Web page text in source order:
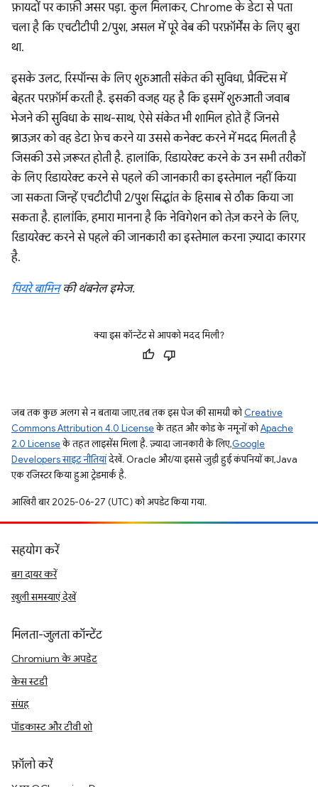
फ़ायदों पर काफ़ी असर पड़ा. कुल मिलाकर, Chrome के डेटा से पता
चला है कि एचटीटीपी 2/पुश, असल में पूरे वेब की परफ़ॉर्मेंस के लिए बुरा
था.
इसके उलट, रिस्पॉन्स के लिए शुरुआती संकेत की सुविधा, प्रैक्टिस में
बेहतर परफ़ॉर्म करती है. इसकी वजह यह है कि इसमें शुरुआती जवाब
भेजने की सुविधा के साथ-साथ, ऐसे संकेत भी शामिल होते हैं जिनसे
ब्राउज़र को वह डेटा फ़ेच करने या उससे कनेक्ट करने में मदद मिलती है
जिसकी उसे ज़रूरत होती है. हालांकि, रिडायरेक्ट करने के उन सभी तरीकों
के लिए रिडायरेक्ट करने से पहले की जानकारी का इस्तेमाल नहीं किया
जा सकता जिन्हें एचटीटीपी 2/पुश सिद्धांत के हिसाब से ठीक किया जा
सकता है. हालांकि, हमारा मानना है कि नेविगेशन को तेज़ करने के लिए,
रिडायरेक्ट करने से पहले की जानकारी का इस्तेमाल करना ज़्यादा कारगर
है.
पियरे बामिनकी थंबनेल इमेज.
क्या इस कॉन्टेंट से आपको मदद मिली?
जब तक कुछ अलग से न बताया जाए, तब तक इस पेज की सामग्री कोCreative
Commons Attribution 4.0 Licenseके तहत और कोड के नमूनों कोApache
2.0 Licenseके तहत लाइसेंस मिला है. ज़्यादा जानकारी के लिए,Google
Developers साइट नीतियांदेखें. Oracle और/या इससे जुड़ी हुई कंपनियों का, Java
एक रजिस्टर किया हुआ ट्रेडमार्क है.
आखिरी बार 2025-06-27 (UTC) को अपडेट किया गया.
सहयोग करें
बग दायर करें
खुली समस्याएं देखें
मिलता-जुलता कॉन्टेंट
Chromium के अपडेट
केस स्टडी
संग्रह
पॉडकास्ट और टीवी शो
फ़ॉलो करें